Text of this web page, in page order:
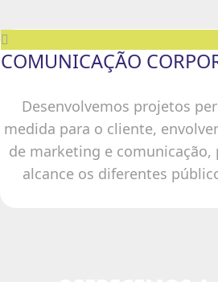
COMUNICAÇÃO
Desenvolvemos projetos
medida para o cliente,
de marketing e comunicação,
alcance os diferentes